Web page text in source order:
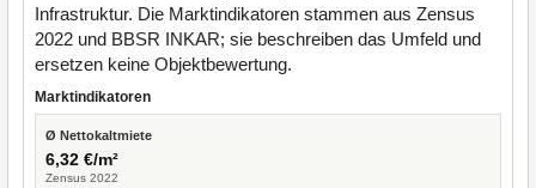
Infrastruktur. Die Marktindikatoren stammen aus Zensus
2022 und BBSR INKAR; sie beschreiben das Umfeld und
ersetzen keine Objektbewertung.
Marktindikatoren
Ø Nettokaltmiete
6,32 €/m²
Zensus 2022